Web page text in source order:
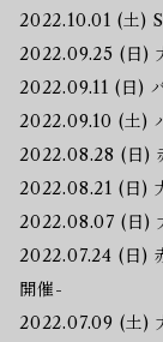
2022.10.01 (土)
2022.09.25 (日)
2022.09.11 (日)
2022.09.10 (土)
2022.08.28 (日)
2022.08.21 (日)
2022.08.07 (日)
2022.07.24 (日)
開催-
2022.07.09 (土)